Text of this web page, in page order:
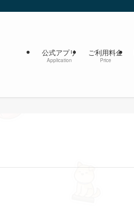
公式アプリ
Application
ご利用料金
Price